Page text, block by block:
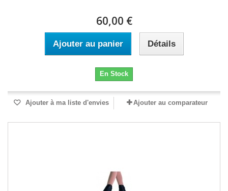
60,00 €
Ajouter au panier Détails
En Stock
Ajouter à ma liste d'envies Ajouter au comparateur